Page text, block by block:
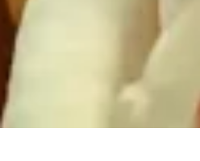
En cochant cette case,
informations saisies